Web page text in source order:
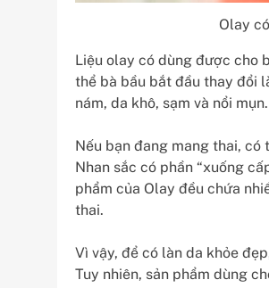
Olay
Liệu olay có dùng được cho
thể bà bầu bắt đầu thay đổi
nám, da khô, sạm và nổi
Nếu bạn đang mang thai,
Nhan sắc có phần “xuống
phẩm của Olay đều chứa
thai.
Vì vậy, để có làn da khỏe
Tuy nhiên, sản phẩm dùng